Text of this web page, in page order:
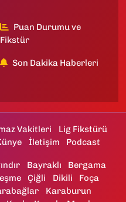
Puan Durumu ve
Fikstür
Son Dakika Haberleri
Vakitleri
Lig Fikstürü
İletişim Podcast
Bayraklı
Bergama
Çiğli Dikili
Foça
Karaburun